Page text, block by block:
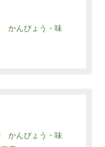
かんぴょう・味
かんぴょう・味